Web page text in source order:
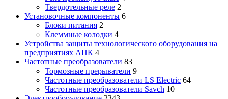
Твердотельные реле 2
Установочные компоненты 6
Блоки питания 2
Клеммные колодки 4
Устройства защиты технологического оборудования на
предприятиях АПК 4
Частотные преобразователи 83
Тормозные прерыватели 9
Частотные преобразователи LS Electric 64
Частотные преобразователи Savch 10